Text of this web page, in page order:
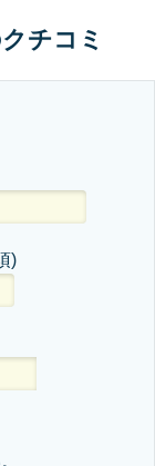
チコミ
)